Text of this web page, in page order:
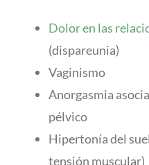
Dolor en las
(dispareunia)
Vaginismo
Anorgasmia
pélvico
Hipertonía del
tensión muscular)